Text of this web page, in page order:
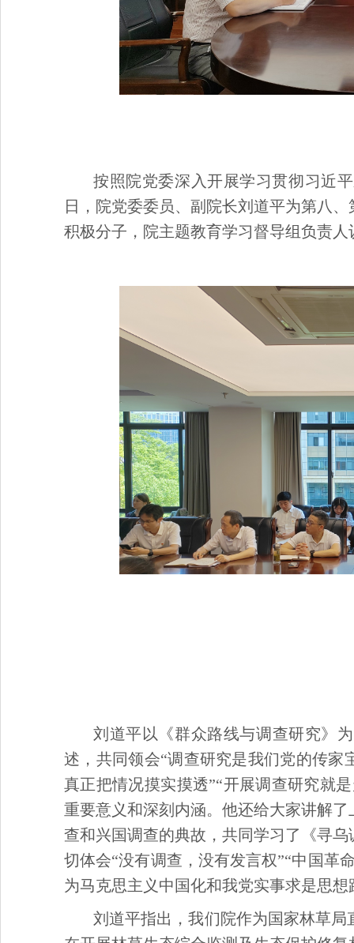
按照院党委深入开展学习贯彻习近
日，院党委委员、副院长刘道平为第八
积极分子，院主题教育学习督导组负责
刘道平以《群众路线与调查研究》
述，共同领会“调查研究是我们党的传家
真正把情况摸实摸透”“开展调查研究就
重要意义和深刻内涵。他还给大家讲解了
查和兴国调查的典故 ，共同学习了《寻
切体会“没有调查，没有发言权”“中国革
为马克思主义中国化和我党实事求是思
刘道平指出，我们院作为国家林草